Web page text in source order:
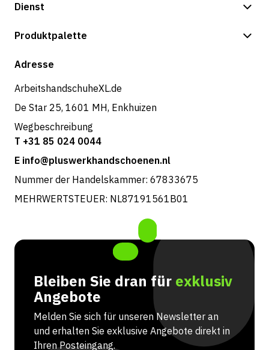
Dienst
Zahlungsmöglichkeiten
Produktpalette
Shop
Adresse
ArbeitshandschuheXL.de
De Star 25, 1601 MH, Enkhuizen
Wegbeschreibung
T +31 85 024 0044
E info@pluswerkhandschoenen.nl
Nummer der Handelskammer: 67833675
MEHRWERTSTEUER: NL87191561B01
Bleiben Sie dran für exklusiv
Angebote
Melden Sie sich für unseren Newsletter an
und erhalten Sie exklusive Angebote direkt in
Ihren Posteingang.